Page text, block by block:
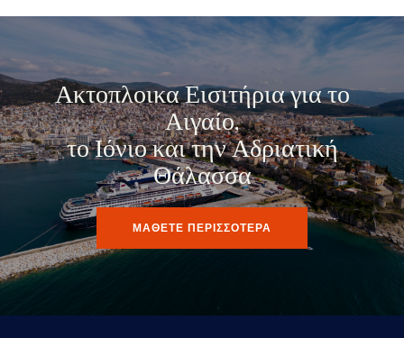
Ακτοπλοικα Εισιτήρια για το
Αιγαίο,
το Ιόνιο και την Αδριατική
Θάλασσα
ΜΑΘΕΤΕ ΠΕΡΙΣΣΟΤΕΡΑ